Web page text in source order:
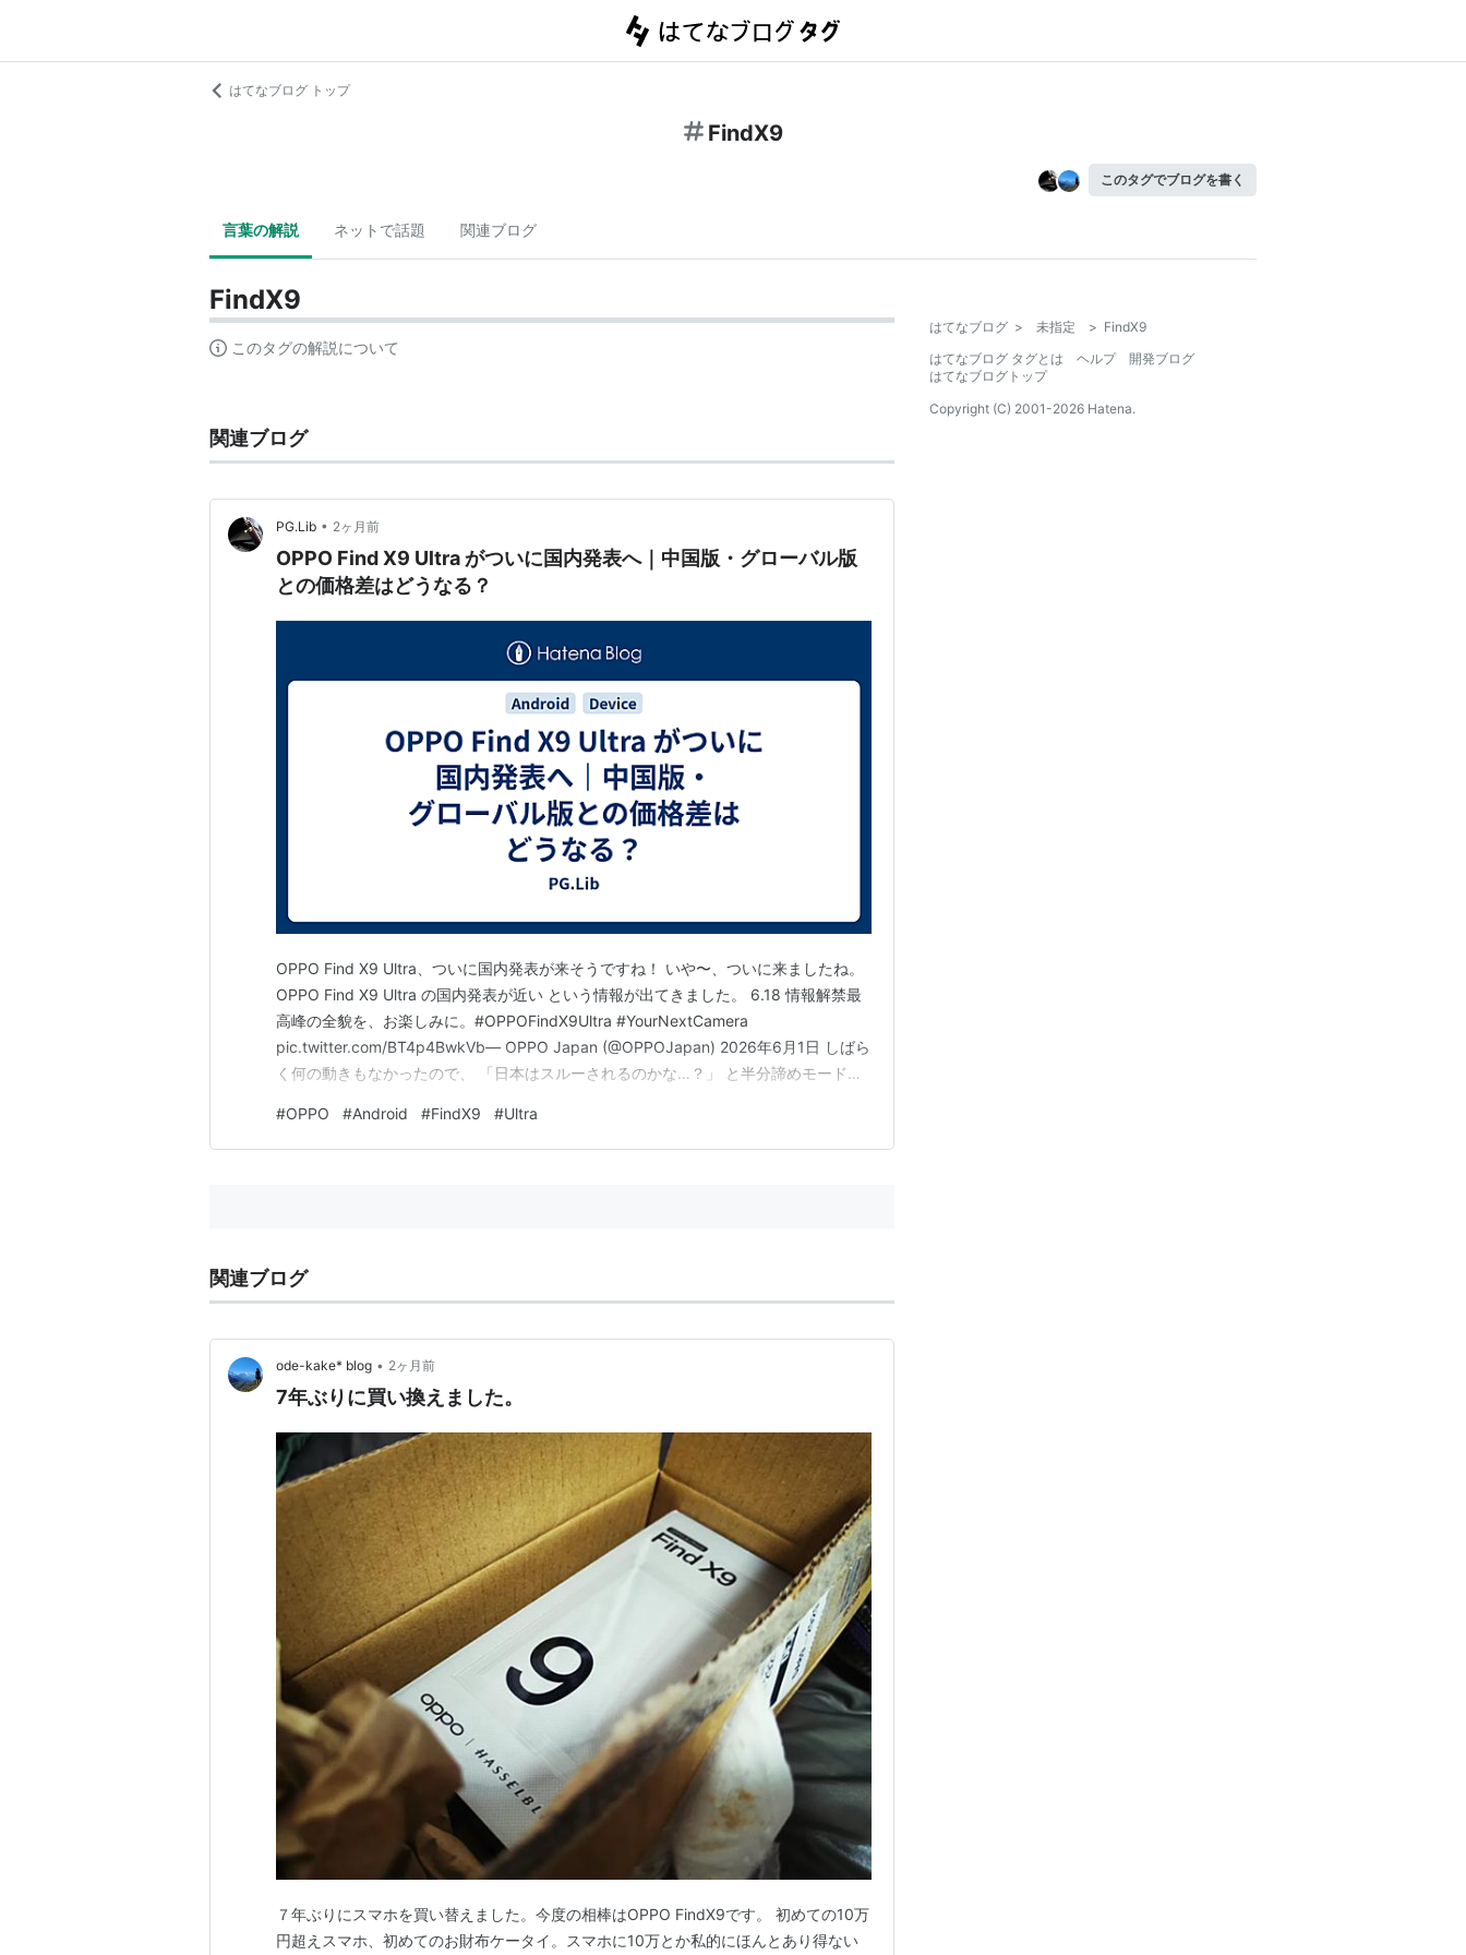
はてなブログ トップ
FindX9
このタグでブログを書く
言葉の解説 ネットで話題 関連ブログ
FindX9
このタグの解説について
関連ブログ
PG.Lib • 2ヶ月前
OPPO Find X9 Ultra がついに国内発表へ｜中国版・グローバル版
との価格差はどうなる？
OPPO Find X9 Ultra、ついに国内発表が来そうですね！ いや〜、ついに来ましたね。
OPPO Find X9 Ultra の国内発表が近い という情報が出てきました。 6.18 情報解禁最
高峰の全貌を、お楽しみに。#OPPOFindX9Ultra #YourNextCamera
pic.twitter.com/BT4p4BwkVb— OPPO Japan (@OPPOJapan) 2026年6月1日 しばら
く何の動きもなかったので、 「日本はスルーされるのかな…？」 と半分諦めモードに
いです…
#OPPO #Android #FindX9 #Ultra
関連ブログ
ode-kake* blog • 2ヶ月前
7年ぶりに買い換えました。
７年ぶりにスマホを買い替えました。今度の相棒はOPPO FindX9です。 初めての10万
円超えスマホ、初めてのお財布ケータイ。スマホに10万とか私的にほんとあり得ない
はてなブログ > 未指定 > FindX9
はてなブログ タグとは
ヘルプ
開発ブログ
はてなブログトップ
Copyright (C) 2001-2026 Hatena.